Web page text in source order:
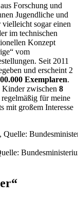
Forschung und
Jugendliche und
sogar einen
im technischen
Konzept
vom
Seit 2011
und erscheint 2
Exemplaren.
Kinder zwischen 8
für meine
mit großem Interesse